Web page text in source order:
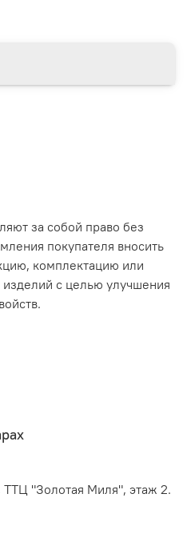
за собой право без
покупателя вносить
комплектацию или
с целью улучшения
"Золотая Миля", этаж 2.